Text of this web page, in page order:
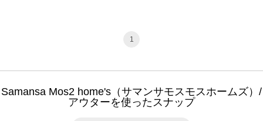
1
Samansa Mos2 home's（サマンサモスモスホームズ）/
アウターを使ったスナップ